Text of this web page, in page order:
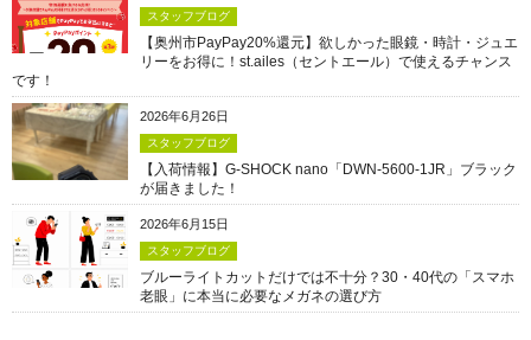
スタッフブログ
【奥州市PayPay20%還元】欲しかった眼鏡・時計・ジュエ
リーをお得に！st.ailes（セントエール）で使えるチャンス
です！
2026年6月26日
スタッフブログ
【入荷情報】G-SHOCK nano「DWN-5600-1JR」ブラック
が届きました！
2026年6月15日
スタッフブログ
ブルーライトカットだけでは不十分？30・40代の「スマホ
老眼」に本当に必要なメガネの選び方